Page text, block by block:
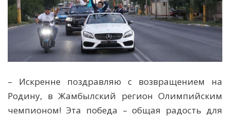
– Искренне поздравляю с возвращением на
Родину, в Жамбылский регион Олимпийским
чемпионом! Эта победа – общая радость для